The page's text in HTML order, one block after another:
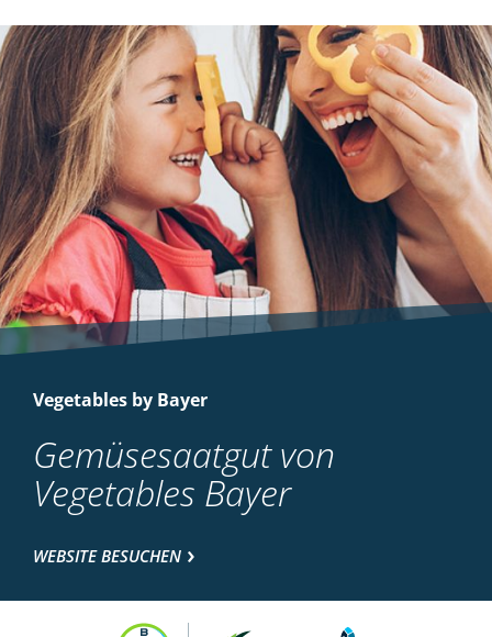
Vegetables by Bayer
Gemüsesaatgut von
Vegetables Bayer
WEBSITE BESUCHEN